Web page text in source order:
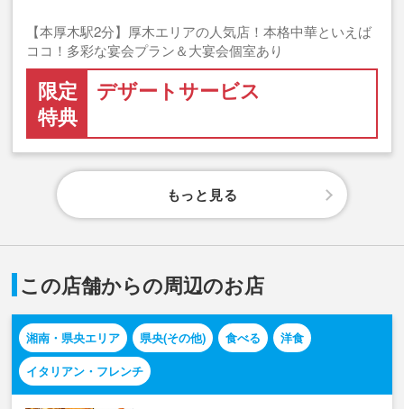
【本厚木駅2分】厚木エリアの人気店！本格中華といえば
ココ！多彩な宴会プラン＆大宴会個室あり
限定
特典
デザートサービス
もっと見る
この店舗からの周辺のお店
湘南・県央エリア 県央(その他) 食べる
洋食
イタリアン・フレンチ